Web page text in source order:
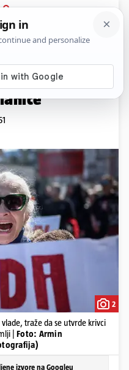
Komentari
za
2
traže da se utvrde krivci
| Foto: Armin
izvore na Googleu